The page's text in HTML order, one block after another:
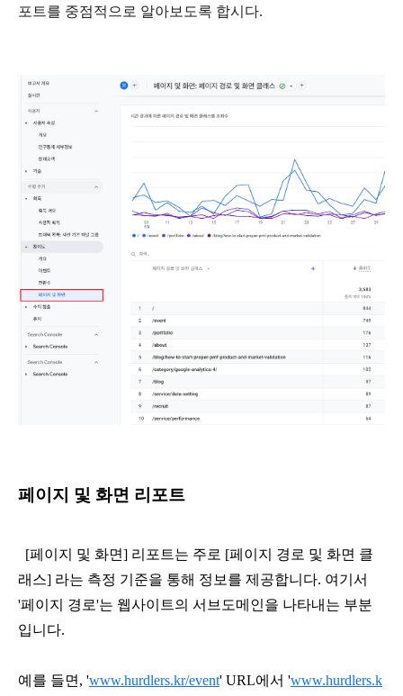
포트를 중점적으로 알아보도록 합시다.
페이지 및 화면 리포트
[페이지 및 화면] 리포트는 주로 [페이지 경로 및 화면 클
래스] 라는 측정 기준을 통해 정보를 제공합니다. 여기서
'페이지 경로'는 웹사이트의 서브도메인을 나타내는 부분
입니다.
예를 들면, 'www.hurdlers.kr/event' URL에서 'www.hurdlers.k